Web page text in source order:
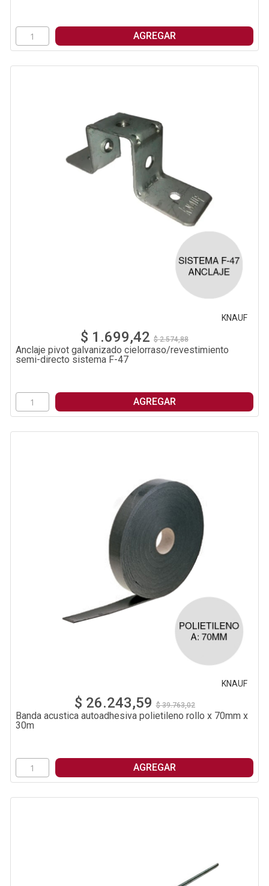
AGREGAR
KNAUF
$ 1.699,42 $ 2.574,88
Anclaje pivot galvanizado cielorraso/revestimiento
semi-directo sistema F-47
AGREGAR
KNAUF
$ 26.243,59$ 39.763,02
Banda acustica autoadhesiva polietileno rollo x 70mm x
30m
AGREGAR